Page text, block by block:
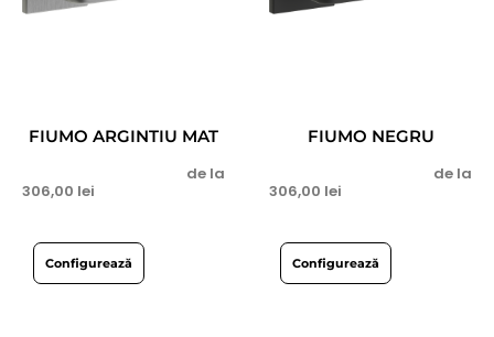
FIUMO ARGINTIU MAT
de la
306,00 lei
Configurează
FIUMO NEGRU
de la
306,00 lei
Configurează